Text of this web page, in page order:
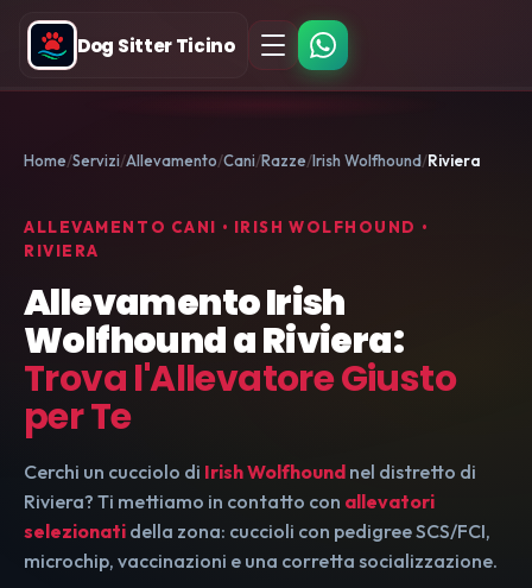
Dog Sitter Ticino
Home Servizi Allevamento Cani Razze Irish Wolfhound Riviera
ALLEVAMENTO CANI • IRISH WOLFHOUND •
RIVIERA
Allevamento Irish
Wolfhound a Riviera:
Trova l'Allevatore Giusto
per Te
Cerchi un cucciolo di Irish Wolfhound nel distretto di
Riviera? Ti mettiamo in contatto con allevatori
selezionati della zona: cuccioli con pedigree SCS/FCI,
microchip, vaccinazioni e una corretta socializzazione.